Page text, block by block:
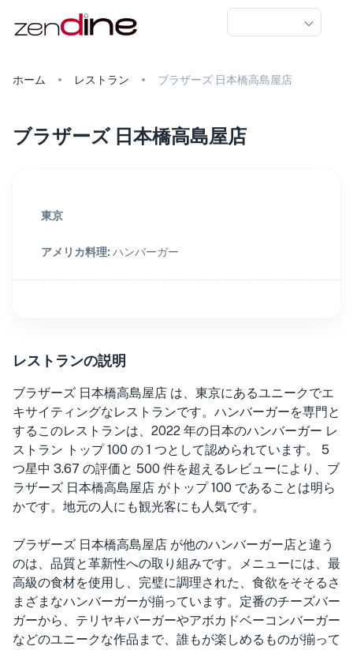
ホーム レストラン ブラザーズ 日本橋高島屋店
ブラザーズ 日本橋高島屋店
東京
アメリカ料理: ハンバーガー
レストランの説明
ブラザーズ 日本橋高島屋店 は、東京にあるユニークでエ
キサイティングなレストランです。ハンバーガーを専門と
するこのレストランは、2022 年の日本のハンバーガー レ
ストラン トップ 100 の 1 つとして認められています。 5
つ星中 3.67 の評価と 500 件を超えるレビューにより、ブ
ラザーズ 日本橋高島屋店 がトップ 100 であることは明ら
かです。地元の人にも観光客にも人気です。
ブラザーズ 日本橋高島屋店 が他のハンバーガー店と違う
のは、品質と革新性への取り組みです。メニューには、最
高級の食材を使用し、完璧に調理された、食欲をそそるさ
まざまなハンバーガーが揃っています。定番のチーズバー
ガーから、テリヤキバーガーやアボカドベーコンバーガー
などのユニークな作品まで、誰もが楽しめるものが揃って